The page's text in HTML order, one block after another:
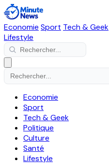
Economie Sport Tech & Geek
Lifestyle
Economie
Sport
Tech & Geek
Politique
Culture
Santé
Lifestyle